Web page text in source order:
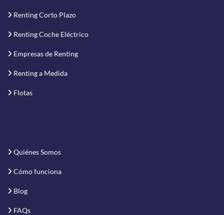
Renting Corto Plazo
Renting Coche Eléctrico
Empresas de Renting
Renting a Medida
Flotas
Quiénes Somos
Cómo funciona
Blog
FAQs